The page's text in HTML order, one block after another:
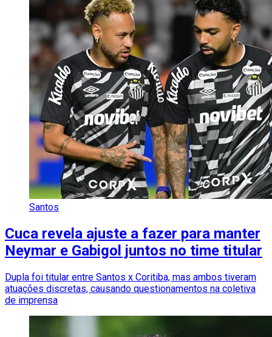
Santos
Cuca revela ajuste a fazer para manter
Neymar e Gabigol juntos no time titular
Dupla foi titular entre Santos x Coritiba, mas ambos tiveram
atuações discretas, causando questionamentos na coletiva
de imprensa